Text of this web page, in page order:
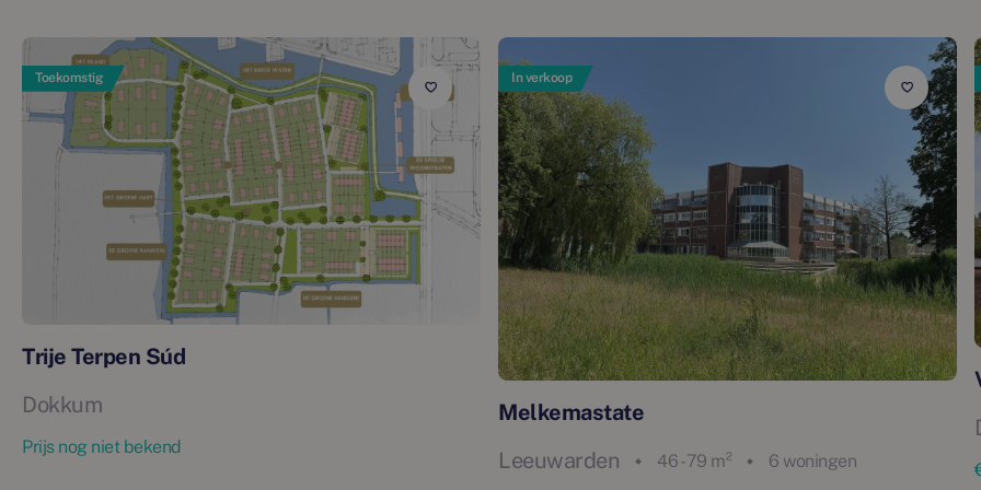
Toekomstig
Trije Terpen Súd
Dokkum
Prijs nog niet bekend
In verkoop
Melkemastate
Leeuwarden
46 - 79 m² 6 woningen